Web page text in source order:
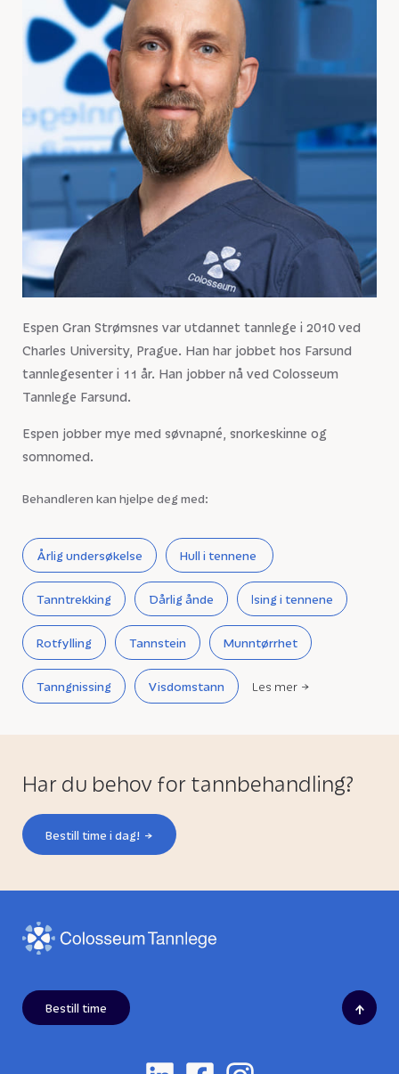
Espen Gran Strømsnes var utdannet tannlege i 2010 ved
Charles University, Prague. Han har jobbet hos Farsund
tannlegesenter i 11 år. Han jobber nå ved Colosseum
Tannlege Farsund.
Espen jobber mye med søvnapné, snorkeskinne og
somnomed.
Behandleren kan hjelpe deg med:
Årlig undersøkelse Hull i tennene
Tanntrekking Dårlig ånde Ising i tennene
Rotfylling Tannstein Munntørrhet
Tanngnissing Visdomstann Les mer
Har du behov for tannbehandling?
Bestill time i dag!
Bestill time ↑